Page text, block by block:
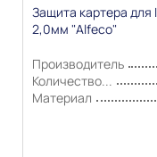
публикации
Защита картера для
2,0мм "Alfeco"
Производитель
Количество...
Материал